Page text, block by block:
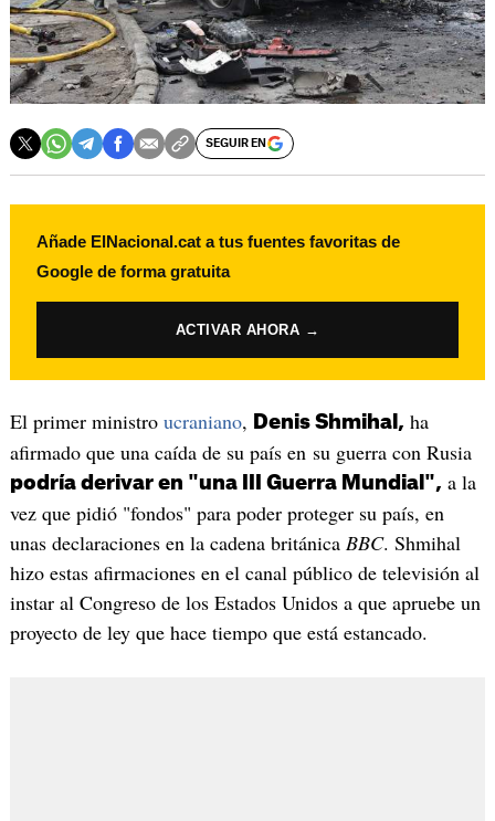
SEGUIR EN
Añade ElNacional.cat a tus fuentes favoritas de
Google de forma gratuita
ACTIVAR AHORA →
El primer ministro ucraniano, Denis Shmihal, ha
afirmado que una caída de su país en su guerra con Rusia
podría derivar en "una III Guerra Mundial", a la
vez que pidió "fondos" para poder proteger su país, en
unas declaraciones en la cadena británica BBC. Shmihal
hizo estas afirmaciones en el canal público de televisión al
instar al Congreso de los Estados Unidos a que apruebe un
proyecto de ley que hace tiempo que está estancado.